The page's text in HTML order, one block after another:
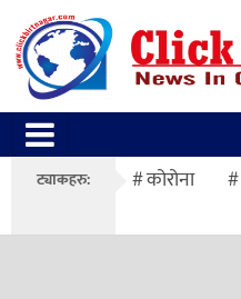
ट्याकहरु: कोरोना